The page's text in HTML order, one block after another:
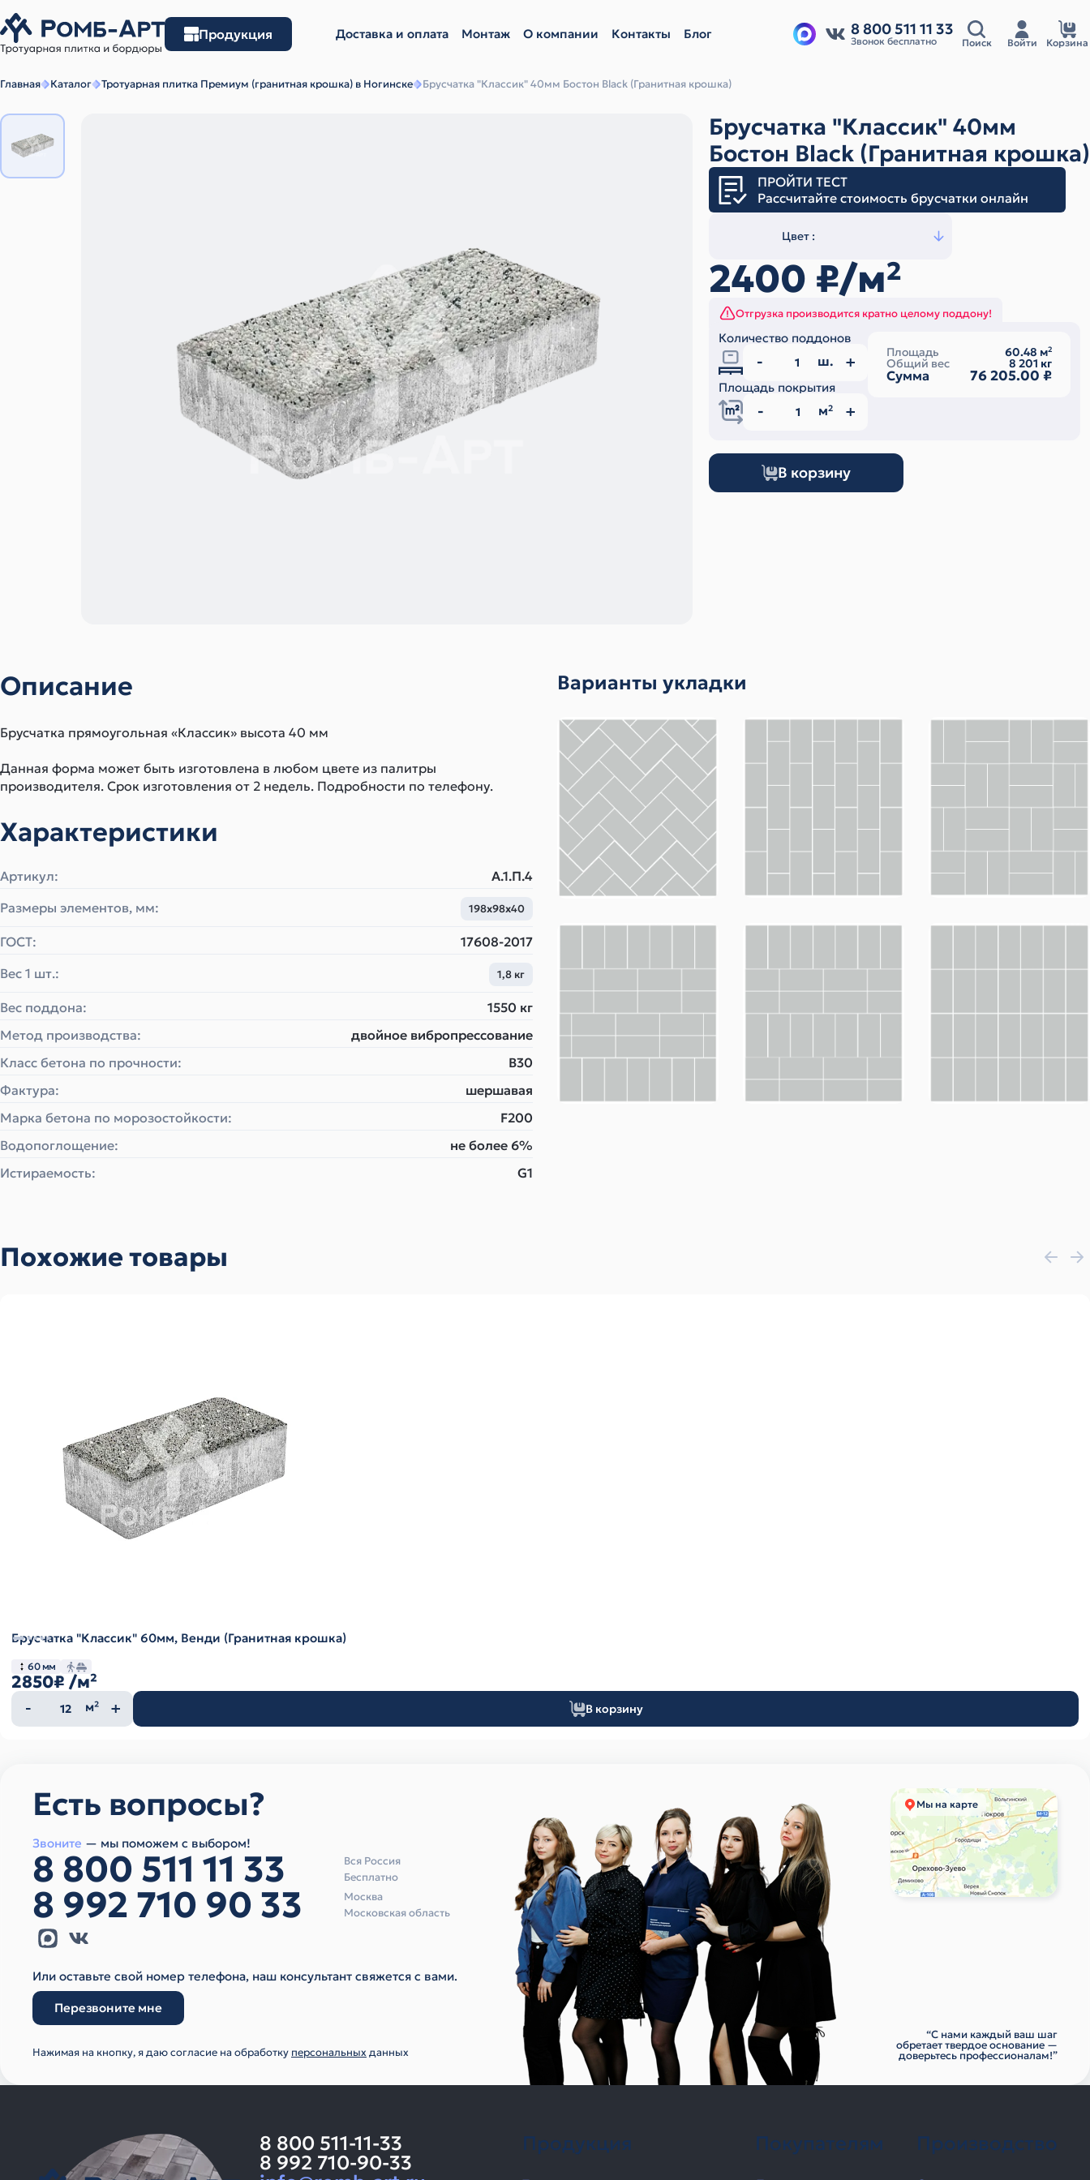
Продукция Доставка и оплата Монтаж О компании Контакты Блог 8 800 511 11 33
Звонок бесплатно Поиск Войти Корзина
Главная Каталог Тротуарная плитка Премиум (гранитная крошка) в Ногинске Брусчатка "Классик" 40мм Бостон Black (Гранитная крошка)
Брусчатка "Классик" 40мм
Бостон Black (Гранитная крошка)
ПРОЙТИ ТЕСТ
Рассчитайте стоимость брусчатки онлайн
Цвет :
2400 ₽/м2
Отгрузка производится кратно целому поддону!
Количество поддонов
ш.
Площадь покрытия
м2
Площадь 60.48 м2
Общий вес 8 201 кг
Сумма 76 205.00 ₽
В корзину
Описание
Брусчатка прямоугольная «Классик» высота 40 мм
Данная форма может быть изготовлена в любом цвете из палитры
производителя. Срок изготовления от 2 недель. Подробности по телефону.
Характеристики
Артикул:
А.1.П.4
Размеры элементов, мм:
198x98x40
ГОСТ:
17608-2017
Вес 1 шт.:
1,8 кг
Вес поддона:
1550 кг
Метод производства:
двойное вибропрессование
Класс бетона по прочности:
B30
Фактура:
шершавая
Марка бетона по морозостойкости:
F200
Водопоглощение:
не более 6%
Истираемость:
G1
Варианты укладки
Похожие товары
Брусчатка "Классик" 60мм, Венди (Гранитная крошка)
60 мм
2850₽ /м²
Количество
товара
м² В корзину
Есть вопросы?
Звоните — мы поможем с выбором!
8 800 511 11 33
Вся Россия
Бесплатно
8 992 710 90 33
Москва
Московская область
Или оставьте свой номер телефона, наш консультант свяжется с вами.
Перезвоните мне
Нажимая на кнопку, я даю согласие на обработку персональныхданных
Мы на карте
“С нами каждый ваш шаг
обретает твердое основание —
доверьтесь профессионалам!”
8 800 511-11-33
8 992 710-90-33
Продукция Покупателям Производство